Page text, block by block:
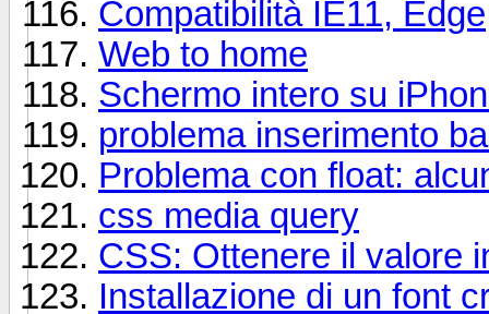
Compatibilità IE11,
Web to home
Schermo intero su
problema inserimento
Problema con float:
css media query
CSS: Ottenere il valore
Installazione di un font